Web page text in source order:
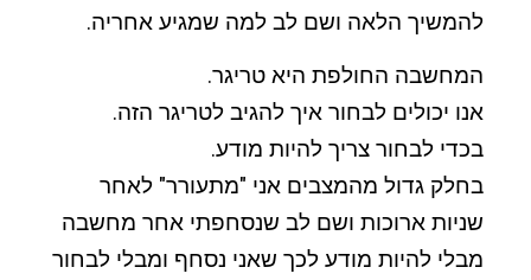
להמשיך הלאה ושם לב למה שמגיע אחריה.
המחשבה החולפת היא טריגר.
אנו יכולים לבחור איך להגיב לטריגר הזה.
בכדי לבחור צריך להיות מודע.
בחלק גדול מהמצבים אני "מתעורר" לאחר
שניות ארוכות ושם לב שנסחפתי אחר מחשבה
מבלי להיות מודע לכך שאני נסחף ומבלי לבחור